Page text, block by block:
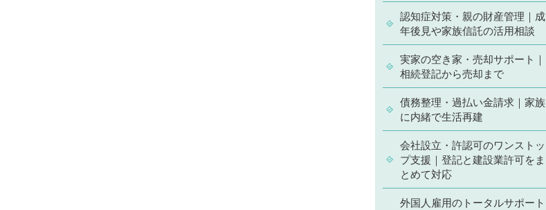
認知症対策・親の財産管理｜成
年後見や家族信託の活用相談
実家の空き家・売却サポート｜
相続登記から売却まで
債務整理・過払い金請求｜家族
に内緒で生活再建
会社設立・許認可のワンストッ
プ支援｜登記と建設業許可をま
とめて対応
外国人雇用のトータルサポート